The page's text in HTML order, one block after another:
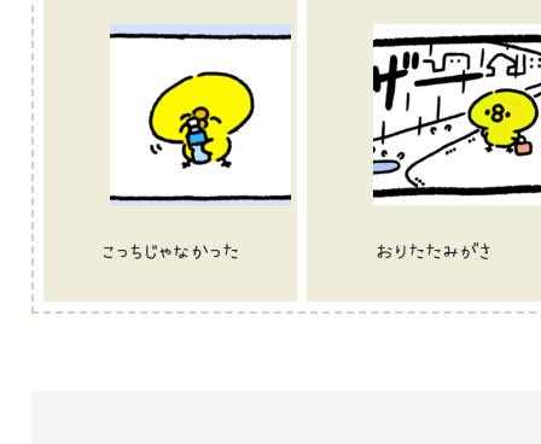
こっちじゃなかった おりたたみがさ